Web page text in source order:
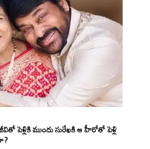
పెళ్లికి ముందు సురేఖకి ఆ హీరోతో పెళ్లి